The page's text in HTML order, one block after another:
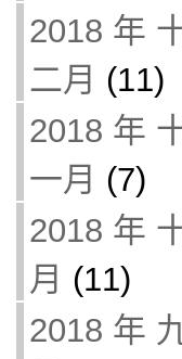
2018 年
二月 (11)
2018 年
一月 (7)
2018 年
月 (11)
2018 年